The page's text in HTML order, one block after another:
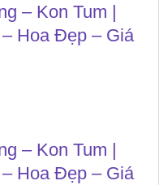
– Kon Tum |
Hoa Đẹp – Giá
– Kon Tum |
Hoa Đẹp – Giá